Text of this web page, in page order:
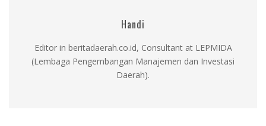
Handi
Editor in beritadaerah.co.id, Consultant at LEPMIDA
(Lembaga Pengembangan Manajemen dan Investasi
Daerah).